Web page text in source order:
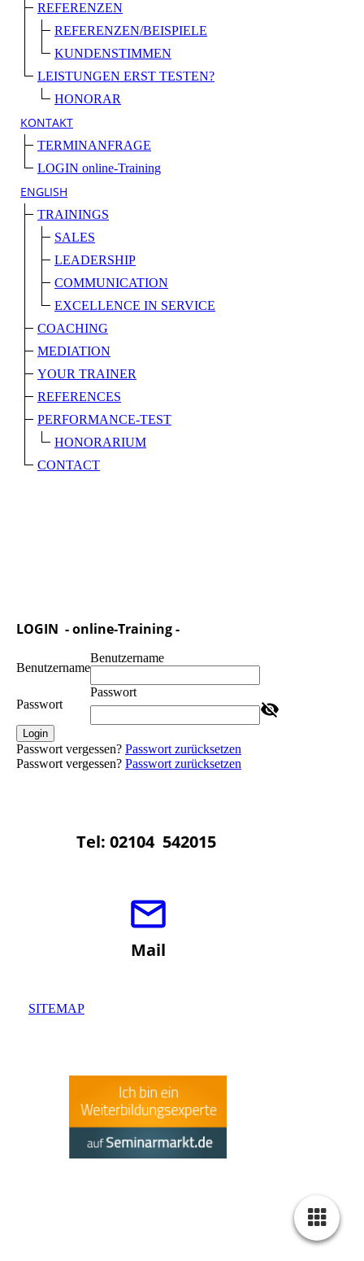
REFERENZEN
REFERENZEN/BEISPIELE
KUNDENSTIMMEN
LEISTUNGEN ERST TESTEN?
HONORAR
KONTAKT
TERMINANFRAGE
LOGIN online-Training
ENGLISH
TRAININGS
SALES
LEADERSHIP
COMMUNICATION
EXCELLENCE IN SERVICE
COACHING
MEDIATION
YOUR TRAINER
REFERENCES
PERFORMANCE-TEST
HONORARIUM
CONTACT
LOGIN - online-Training -
Benutzername
Benutzername
Passwort
Passwort
Login
Passwort vergessen? Passwort zurücksetzen
Passwort vergessen? Passwort zurücksetzen
Tel: 02104 542015
Mail
SITEMAP